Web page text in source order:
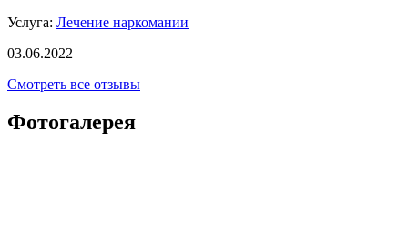
Услуга: Лечение наркомании
03.06.2022
Смотреть все отзывы
Фотогалерея